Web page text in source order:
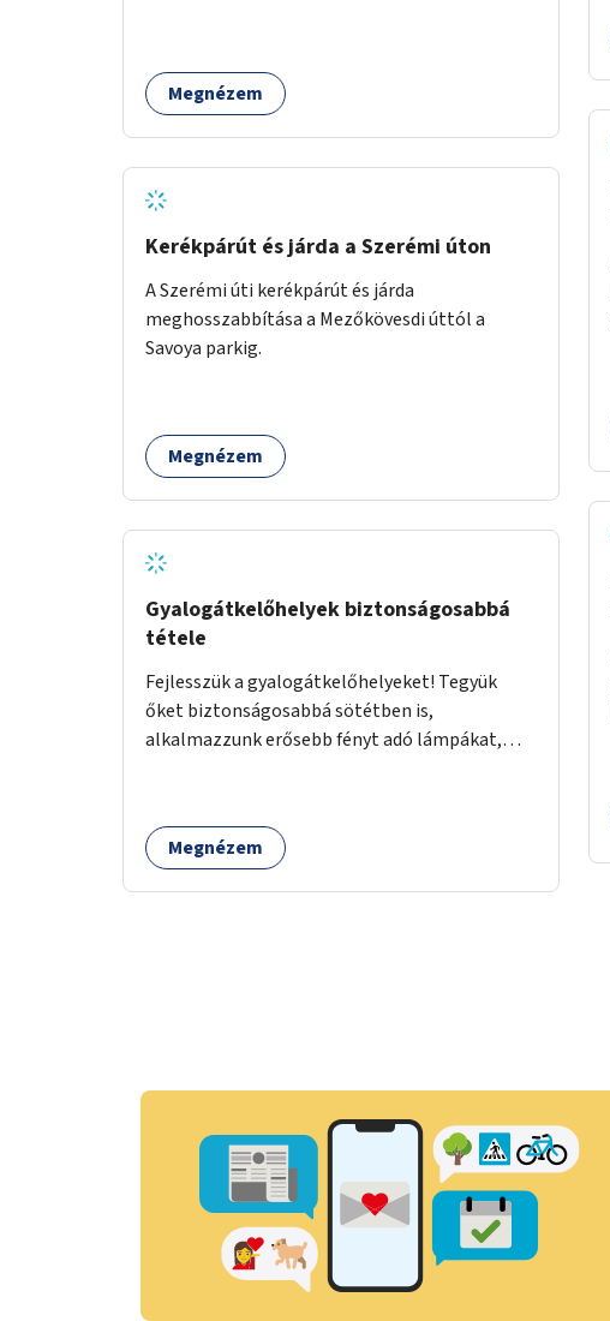
Megnézem
Kerékpárút és járda a Szerémi úton
A Szerémi úti kerékpárút és járda
meghosszabbítása a Mezőkövesdi úttól a
Savoya parkig.
Megnézem
Gyalogátkelőhelyek biztonságosabbá
tétele
Fejlesszük a gyalogátkelőhelyeket! Tegyük
őket biztonságosabbá sötétben is,
alkalmazzunk erősebb fényt adó lámpákat,
számára.
Megnézem